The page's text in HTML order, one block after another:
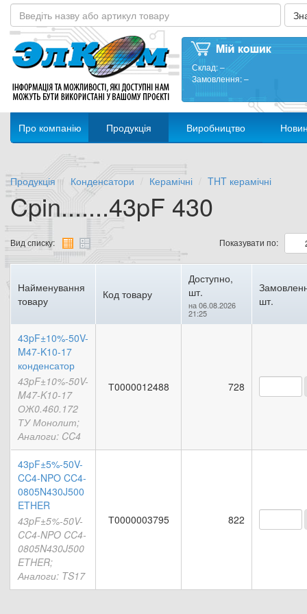
Склад:–
Замовлення:–
Про компанію Продукція Виробництво
Продукція Конденсатори Керамічні THT керамічні
Cpin.......43pF 430
Вид списку: Показувати по:
Найменування
товару
Код товару
Доступно,
шт.
на 06.08.2026
21:25
шт.
43pF±10%-50V-
M47-K10-17
конденсатор
43pF±10%-50V-
M47-K10-17
ОЖ0.460.172
ТУ Монолит;
Аналоги: CC4
Т0000012488 728
43pF±5%-50V-
CC4-NPO CC4-
0805N430J500
ETHER
43pF±5%-50V-
CC4-NPO CC4-
0805N430J500
ETHER;
Аналоги: TS17
Т0000003795 822